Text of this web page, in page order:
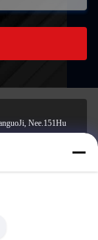
Nee.151Hu